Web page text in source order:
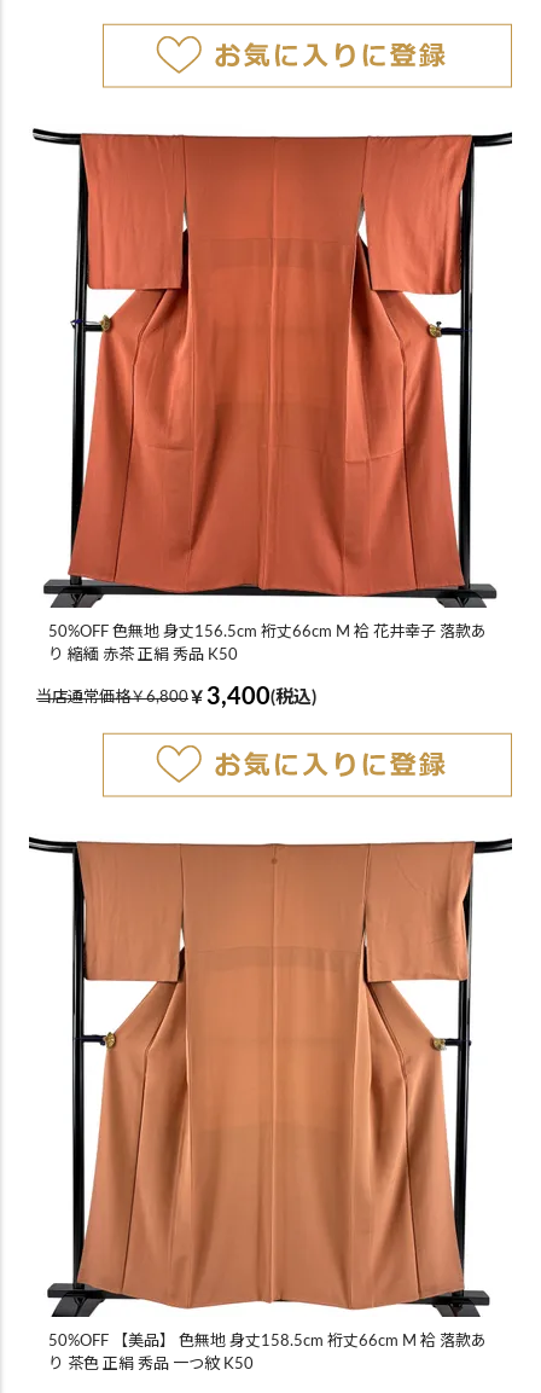
50%OFF 色無地 身丈156.5cm 裄丈66cm M 袷 花井幸子 落款あ
り 縮緬 赤茶 正絹 秀品 K50
当店通常価格￥6,800￥ 3,400(税込)
50%OFF 【美品】 色無地 身丈158.5cm 裄丈66cm M 袷 落款あ
り 茶色 正絹 秀品 一つ紋 K50